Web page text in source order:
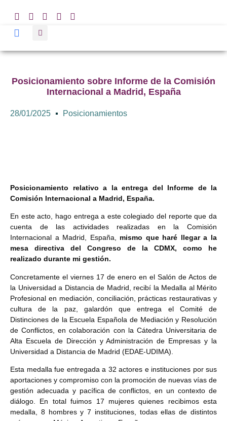
Posicionamiento sobre Informe de la Comisión
Internacional a Madrid, España
28/01/2025 Posicionamientos
Posicionamiento relativo a la entrega del Informe de la
Comisión Internacional a Madrid, España.
En este acto, hago entrega a este colegiado del reporte que da
cuenta de las actividades realizadas en la Comisión
Internacional a Madrid, España, mismo que haré llegar a la
mesa directiva del Congreso de la CDMX, como he
realizado durante mi gestión.
Concretamente el viernes 17 de enero en el Salón de Actos de
la Universidad a Distancia de Madrid, recibí la Medalla al Mérito
Profesional en mediación, conciliación, prácticas restaurativas y
cultura de la paz, galardón que entrega el Comité de
Distinciones de la Escuela Española de Mediación y Resolución
de Conflictos, en colaboración con la Cátedra Universitaria de
Alta Escuela de Dirección y Administración de Empresas y la
Universidad a Distancia de Madrid (EDAE-UDIMA).
Esta medalla fue entregada a 32 actores e instituciones por sus
aportaciones y compromiso con la promoción de nuevas vías de
gestión adecuada y pacífica de conflictos, en un contexto de
diálogo. En total fuimos 17 mujeres quienes recibimos esta
medalla, 8 hombres y 7 instituciones, todas ellas de distintos